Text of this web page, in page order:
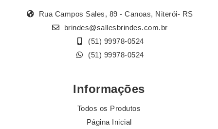
Rua Campos Sales, 89 - Canoas, Niterói- RS
brindes@sallesbrindes.com.br
(51) 99978-0524
(51) 99978-0524
Informações
Todos os Produtos
Página Inicial